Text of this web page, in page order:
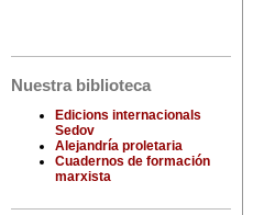
Nuestra biblioteca
Edicions internacionals
Sedov
Alejandría proletaria
Cuadernos de formación
marxista